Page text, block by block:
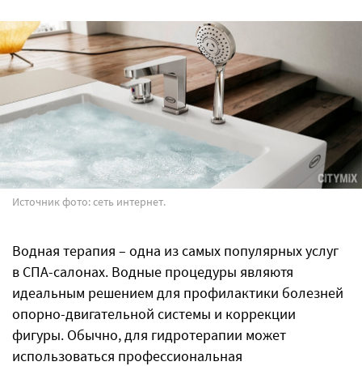
Источник фото: сеть интернет.
Водная терапия – одна из самых популярных услуг
в СПА-салонах. Водные процедуры являютя
идеальным решением для профилактики болезней
опорно-двигательной системы и коррекции
фигуры. Обычно, для гидротерапии может
использоваться профессиональная